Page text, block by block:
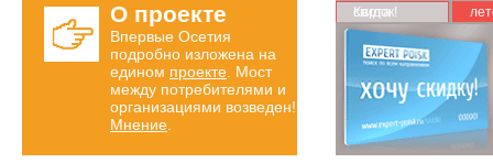
О проекте
Впервые Осетия
подробно изложена на
едином проекте . Мост
между потребителями и
организациями возведен!
Мнение
Карта скидок!